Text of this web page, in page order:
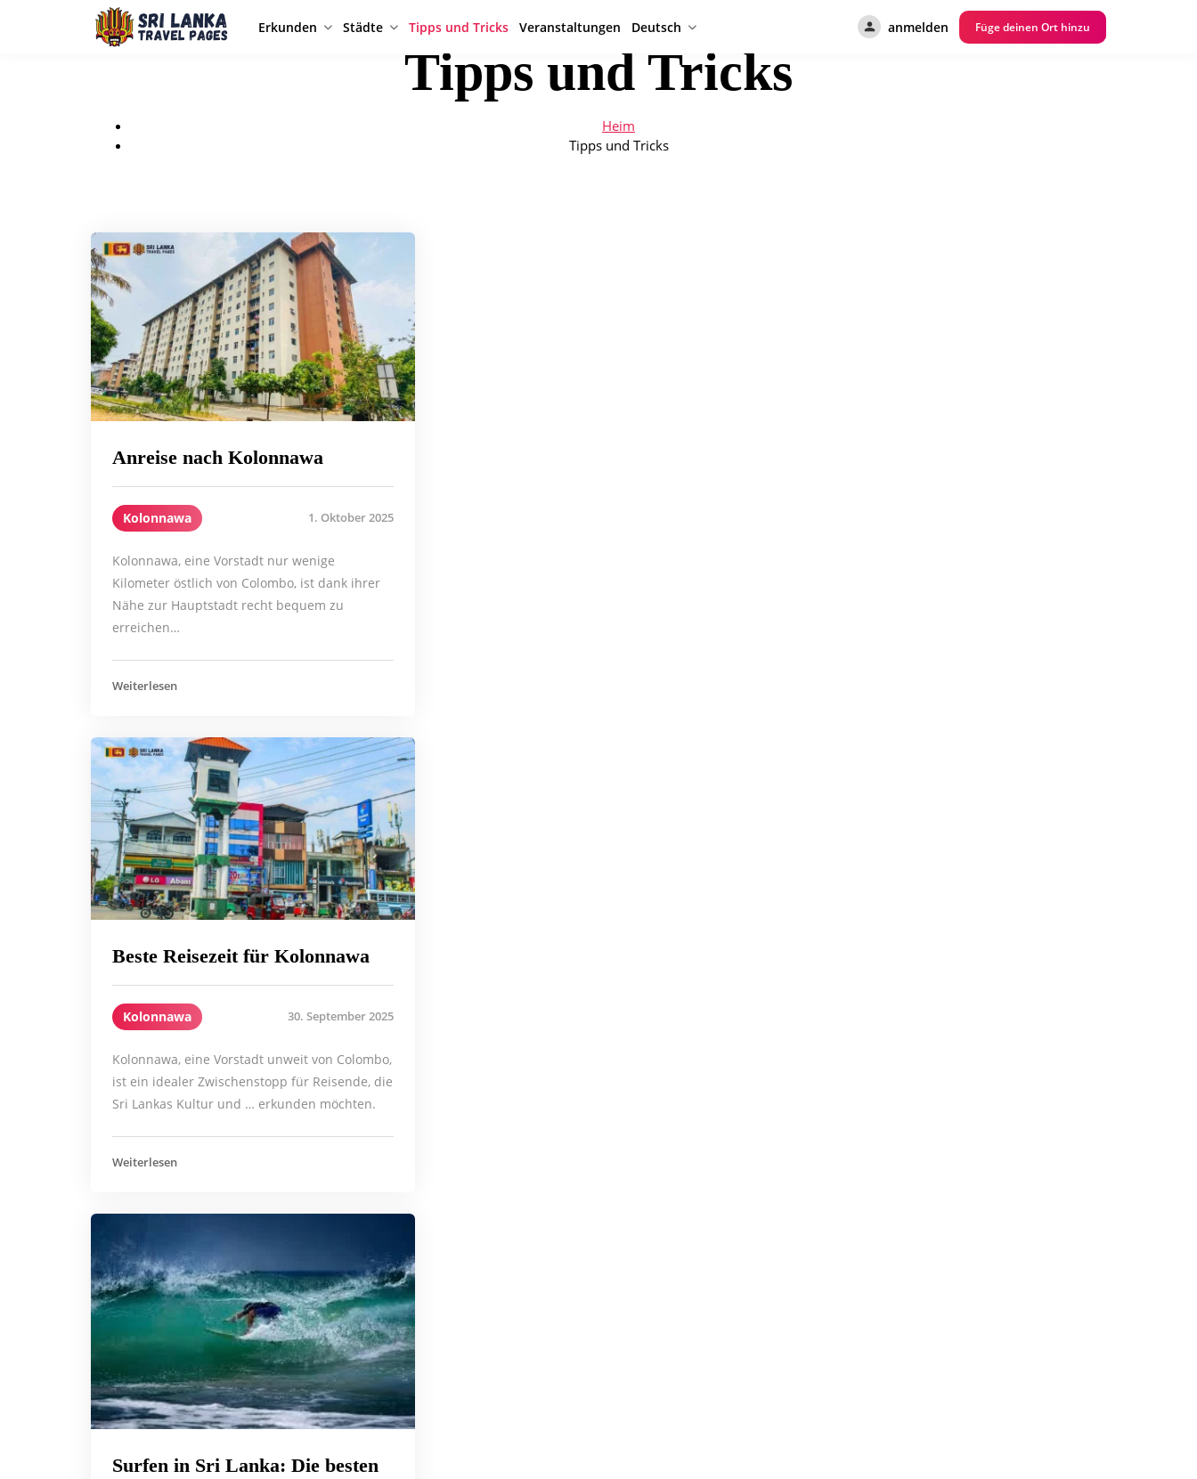
Erkunden Städte Tipps und Tricks Veranstaltungen Deutsch anmelden Füge deinen Ort hinzu
Tipps und Tricks
Heim
Tipps und Tricks
Anreise nach Kolonnawa
Kolonnawa 1. Oktober 2025
Kolonnawa, eine Vorstadt nur wenige
Kilometer östlich von Colombo, ist dank ihrer
Nähe zur Hauptstadt recht bequem zu
erreichen…
Weiterlesen
Beste Reisezeit für Kolonnawa
Kolonnawa 30. September 2025
Kolonnawa, eine Vorstadt unweit von Colombo,
ist ein idealer Zwischenstopp für Reisende, die
Sri Lankas Kultur und … erkunden möchten.
Weiterlesen
Surfen in Sri Lanka: Die besten